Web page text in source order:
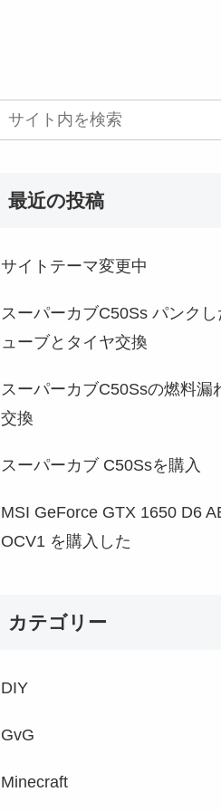
最近の投稿
サイトテーマ変更中
スーパーカブC50Ss パンク
ューブとタイヤ交換
スーパーカブC50Ssの燃料漏
交換
スーパーカブ C50Ssを購入
MSI GeForce GTX 1650 D6
OCV1 を購入した
カテゴリー
DIY
GvG
Minecraft